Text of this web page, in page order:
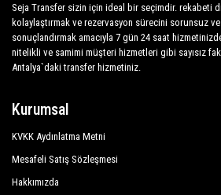
Şirketimizin engin tecrübesi,
ekonomik koşullarımız
müşterilerimize herkes için
güvencesini garanti etmektedir.
araçlardan ve mesleğine
Şirketimiz, sunduğu hizmetlerin
alanda uzun yıllardır edindiği
Seja Transfer sizin için ideal bir seçimdir. rekabeti
kolaylaştırmak ve rezervasyon sürecini sorunsuz
sonuçlandırmak amacıyla 7 gün 24 saat
nitelikli ve samimi müşteri hizmetleri gibi sayısız
Antalya`daki transfer hizmetiniz.
Kurumsal
KVKK Aydınlatma Metni
Mesafeli Satış Sözleşmesi
Hakkımızda